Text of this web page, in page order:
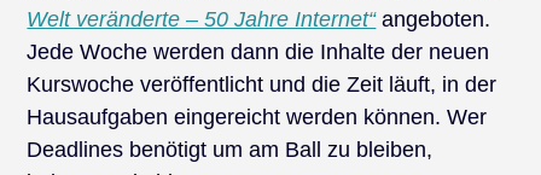
Welt veränderte – 50 Jahre Internet“angeboten.
Jede Woche werden dann die Inhalte der neuen
Kurswoche veröffentlicht und die Zeit läuft, in der
Hausaufgaben eingereicht werden können. Wer
Deadlines benötigt um am Ball zu bleiben,